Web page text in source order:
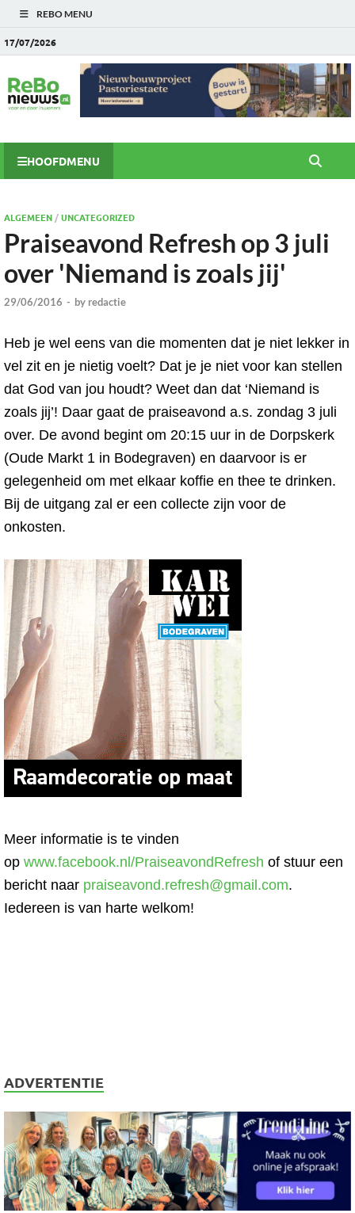
REBO MENU
17/07/2026
HOOFDMENU
ALGEMEEN/UNCATEGORIZED
Praiseavond Refresh op 3 juli
over 'Niemand is zoals jij'
29/06/2016 - by redactie
Heb je wel eens van die momenten dat je niet lekker in
vel zit en je nietig voelt? Dat je je niet voor kan stellen
dat God van jou houdt? Weet dan dat ‘Niemand is
zoals jij’! Daar gaat de praiseavond a.s. zondag 3 juli
over. De avond begint om 20:15 uur in de Dorpskerk
(Oude Markt 1 in Bodegraven) en daarvoor is er
gelegenheid om met elkaar koffie en thee te drinken.
Bij de uitgang zal er een collecte zijn voor de
onkosten.
Meer informatie is te vinden
op www.facebook.nl/PraiseavondRefresh of stuur een
bericht naar praiseavond.refresh@gmail.com.
Iedereen is van harte welkom!
ADVERTENTIE